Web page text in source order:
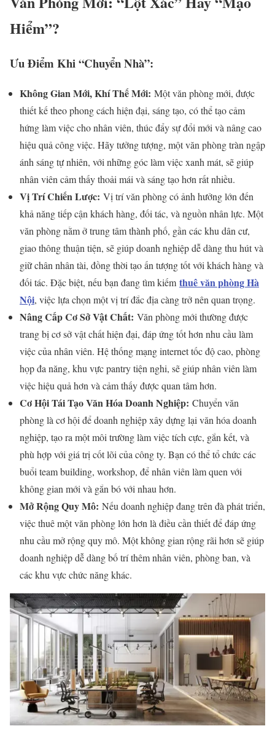
Hiểm”?
Ưu Điểm Khi “Chuyển Nhà”:
Không Gian Mới, Khí Thế Mới: Một văn phòng mới, được
thiết kế theo phong cách hiện đại, sáng tạo, có thể tạo cảm
hứng làm việc cho nhân viên, thúc đẩy sự đổi mới và nâng cao
hiệu quả công việc. Hãy tưởng tượng, một văn phòng tràn ngập
ánh sáng tự nhiên, với những góc làm việc xanh mát, sẽ giúp
nhân viên cảm thấy thoải mái và sáng tạo hơn rất nhiều.
Vị Trí Chiến Lược: Vị trí văn phòng có ảnh hưởng lớn đến
khả năng tiếp cận khách hàng, đối tác, và nguồn nhân lực. Một
văn phòng nằm ở trung tâm thành phố, gần các khu dân cư,
giao thông thuận tiện, sẽ giúp doanh nghiệp dễ dàng thu hút và
giữ chân nhân tài, đồng thời tạo ấn tượng tốt với khách hàng và
đối tác. Đặc biệt, nếu bạn đang tìm kiếm thuê văn phòng Hà
Nội, việc lựa chọn một vị trí đắc địa càng trở nên quan trọng.
Nâng Cấp Cơ Sở Vật Chất: Văn phòng mới thường được
trang bị cơ sở vật chất hiện đại, đáp ứng tốt hơn nhu cầu làm
việc của nhân viên. Hệ thống mạng internet tốc độ cao, phòng
họp đa năng, khu vực pantry tiện nghi, sẽ giúp nhân viên làm
việc hiệu quả hơn và cảm thấy được quan tâm hơn.
Cơ Hội Tái Tạo Văn Hóa Doanh Nghiệp: Chuyển văn
phòng là cơ hội để doanh nghiệp xây dựng lại văn hóa doanh
nghiệp, tạo ra một môi trường làm việc tích cực, gắn kết, và
phù hợp với giá trị cốt lõi của công ty. Bạn có thể tổ chức các
buổi team building, workshop, để nhân viên làm quen với
không gian mới và gắn bó với nhau hơn.
Mở Rộng Quy Mô: Nếu doanh nghiệp đang trên đà phát triển,
việc thuê một văn phòng lớn hơn là điều cần thiết để đáp ứng
nhu cầu mở rộng quy mô. Một không gian rộng rãi hơn sẽ giúp
doanh nghiệp dễ dàng bố trí thêm nhân viên, phòng ban, và
các khu vực chức năng khác.